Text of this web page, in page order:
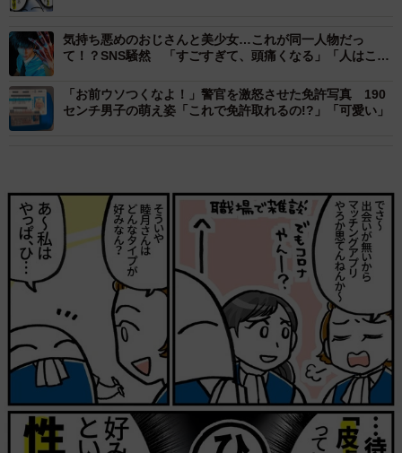
気持ち悪めのおじさんと美少女…これが同一人物だっ
て！？SNS騒然 「すごすぎて、頭痛くなる」「人はここ
「お前ウソつくなよ！」警官を激怒させた免許写真 190
センチ男子の萌え姿「これで免許取れるの!?」「可愛い」